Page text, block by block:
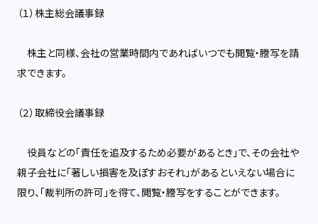
（１）株主総会議事録
株主と同様、会社の営業時間内であればいつでも閲覧・謄写を請
求できます。
（２）取締役会議事録
役員などの「責任を追及するため必要があるとき」で、その会社や
親子会社に「著しい損害を及ぼすおそれ」があるといえない場合に
限り、「裁判所の許可」を得て、閲覧・謄写をすることができます。